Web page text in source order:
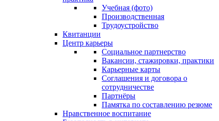
Учебная (фото)
Производственная
Трудоустройство
Квитанции
Центр карьеры
Социальное партнерство
Вакансии, стажировки, практики
Карьерные карты
Соглашения и договора о
сотрудничестве
Партнёры
Памятка по составлению резюме
Нравственное воспитание